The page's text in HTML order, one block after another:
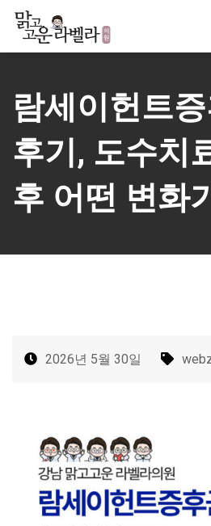
Skip
content
람세이헌트
후기, 도수치
후 어떤 변화
2026년 5월 30일